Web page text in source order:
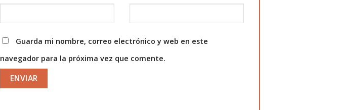
Guarda mi nombre, correo electrónico y web en este
navegador para la próxima vez que comente.